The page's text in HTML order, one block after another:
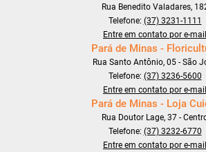
Rua Benedito Valadares,
Telefone: (37) 3231-1111
Entre em contato por e-mail
Pará de Minas -
Rua Santo Antônio, 05 - São
Telefone: (37) 3236-5600
Entre em contato por e-mail
Pará de Minas - Loja
Rua Doutor Lage, 37 -
Telefone: (37) 3232-6770
Entre em contato por e-mail